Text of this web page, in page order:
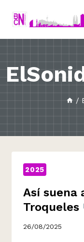
/
2025
Así suena
Troqueles
26/08/2025